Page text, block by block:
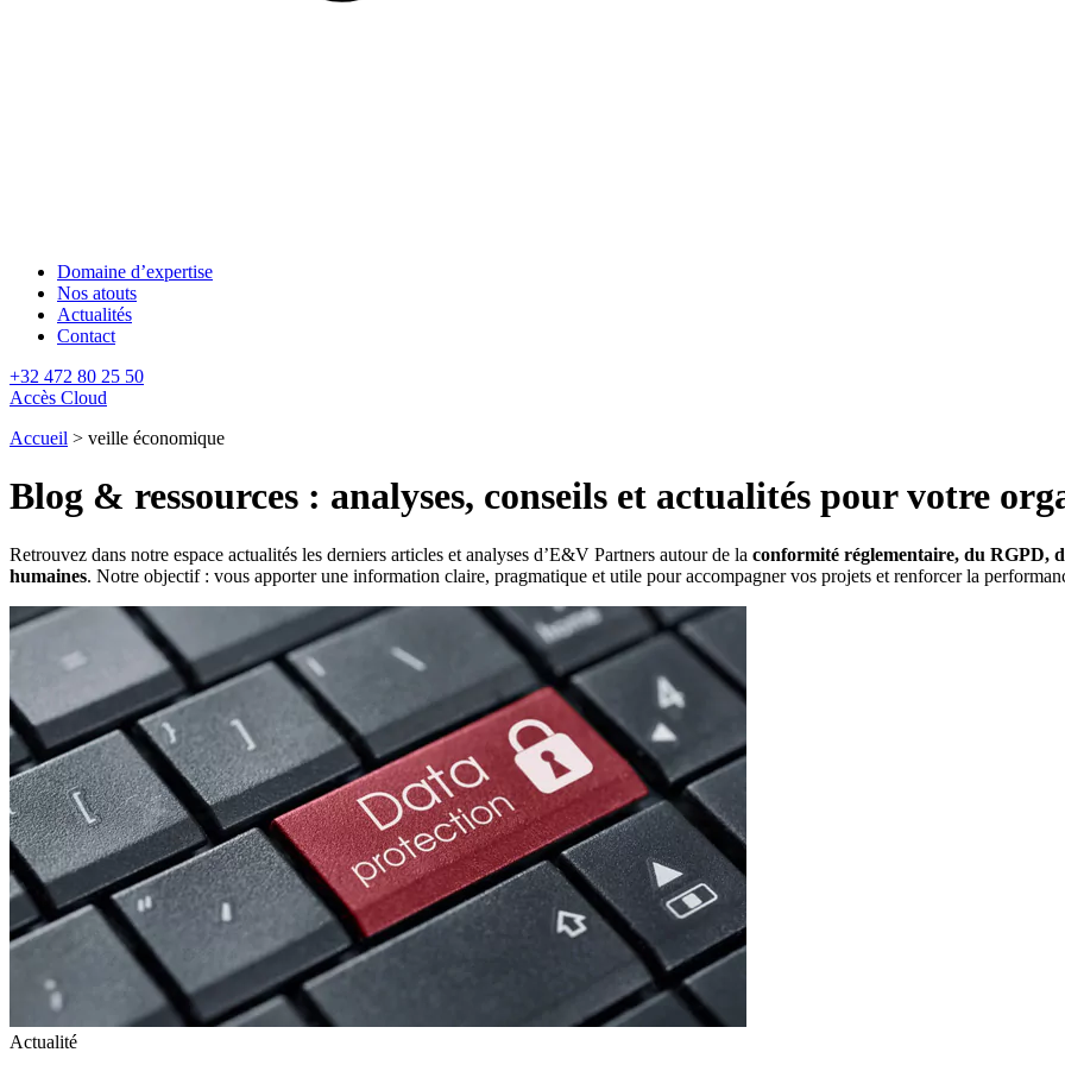
Domaine d’expertise
Nos atouts
Actualités
Contact
+32 472 80 25 50
Accès Cloud
Accueil > veille économique
Blog & ressources : analyses, conseils et actualités pour votre
Retrouvez dans notre espace actualités les derniers articles et analyses d’E&V Partners autour de la conformité réglementaire, du RGPD,
humaines. Notre objectif : vous apporter une information claire, pragmatique et utile pour accompagner vos projets et renforcer la
Actualité